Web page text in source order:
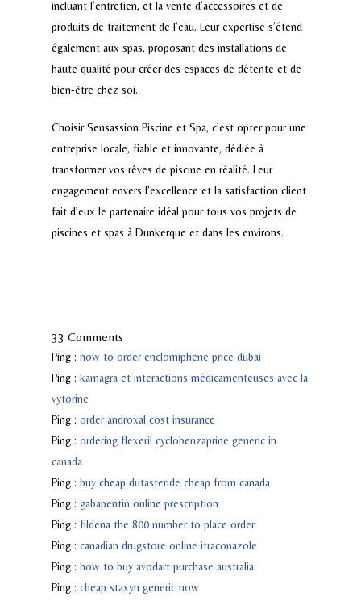
incluant l’entretien, et la vente d’accessoires et de
produits de traitement de l’eau. Leur expertise s’étend
également aux spas, proposant des installations de
haute qualité pour créer des espaces de détente et de
bien-être chez soi.
Choisir Sensassion Piscine et Spa, c’est opter pour une
entreprise locale, fiable et innovante, dédiée à
transformer vos rêves de piscine en réalité. Leur
engagement envers l’excellence et la satisfaction client
fait d’eux le partenaire idéal pour tous vos projets de
piscines et spas à Dunkerque et dans les environs.
33 Comments
Ping : how to order enclomiphene price dubai
Ping : kamagra et interactions médicamenteuses avec la
vytorine
Ping : order androxal cost insurance
Ping : ordering flexeril cyclobenzaprine generic in
canada
Ping : buy cheap dutasteride cheap from canada
Ping : gabapentin online prescription
Ping : fildena the 800 number to place order
Ping : canadian drugstore online itraconazole
Ping : how to buy avodart purchase australia
Ping : cheap staxyn generic now